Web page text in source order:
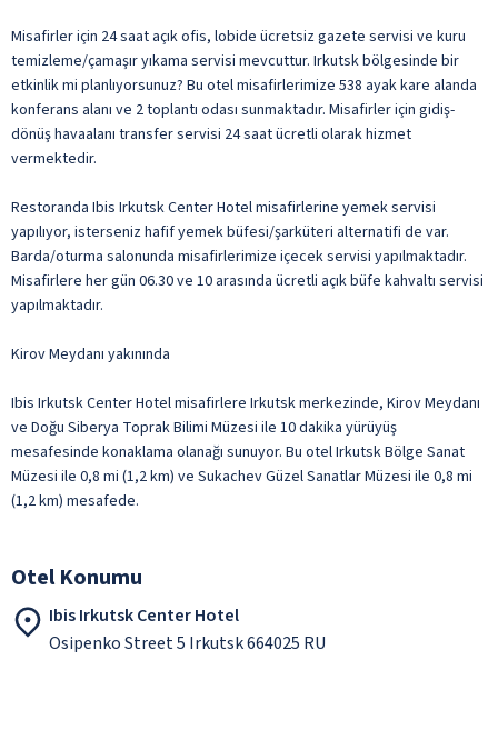
Misafirler için 24 saat açık ofis, lobide ücretsiz gazete servisi ve kuru
temizleme/çamaşır yıkama servisi mevcuttur. Irkutsk bölgesinde bir
etkinlik mi planlıyorsunuz? Bu otel misafirlerimize 538 ayak kare alanda
konferans alanı ve 2 toplantı odası sunmaktadır. Misafirler için gidiş-
dönüş havaalanı transfer servisi 24 saat ücretli olarak hizmet
vermektedir.
Restoranda Ibis Irkutsk Center Hotel misafirlerine yemek servisi
yapılıyor, isterseniz hafif yemek büfesi/şarküteri alternatifi de var.
Barda/oturma salonunda misafirlerimize içecek servisi yapılmaktadır.
Misafirlere her gün 06.30 ve 10 arasında ücretli açık büfe kahvaltı servisi
yapılmaktadır.
Kirov Meydanı yakınında
Ibis Irkutsk Center Hotel misafirlere Irkutsk merkezinde, Kirov Meydanı
ve Doğu Siberya Toprak Bilimi Müzesi ile 10 dakika yürüyüş
mesafesinde konaklama olanağı sunuyor. Bu otel Irkutsk Bölge Sanat
Müzesi ile 0,8 mi (1,2 km) ve Sukachev Güzel Sanatlar Müzesi ile 0,8 mi
(1,2 km) mesafede.
Otel Konumu
Ibis Irkutsk Center Hotel
Osipenko Street 5 Irkutsk 664025 RU